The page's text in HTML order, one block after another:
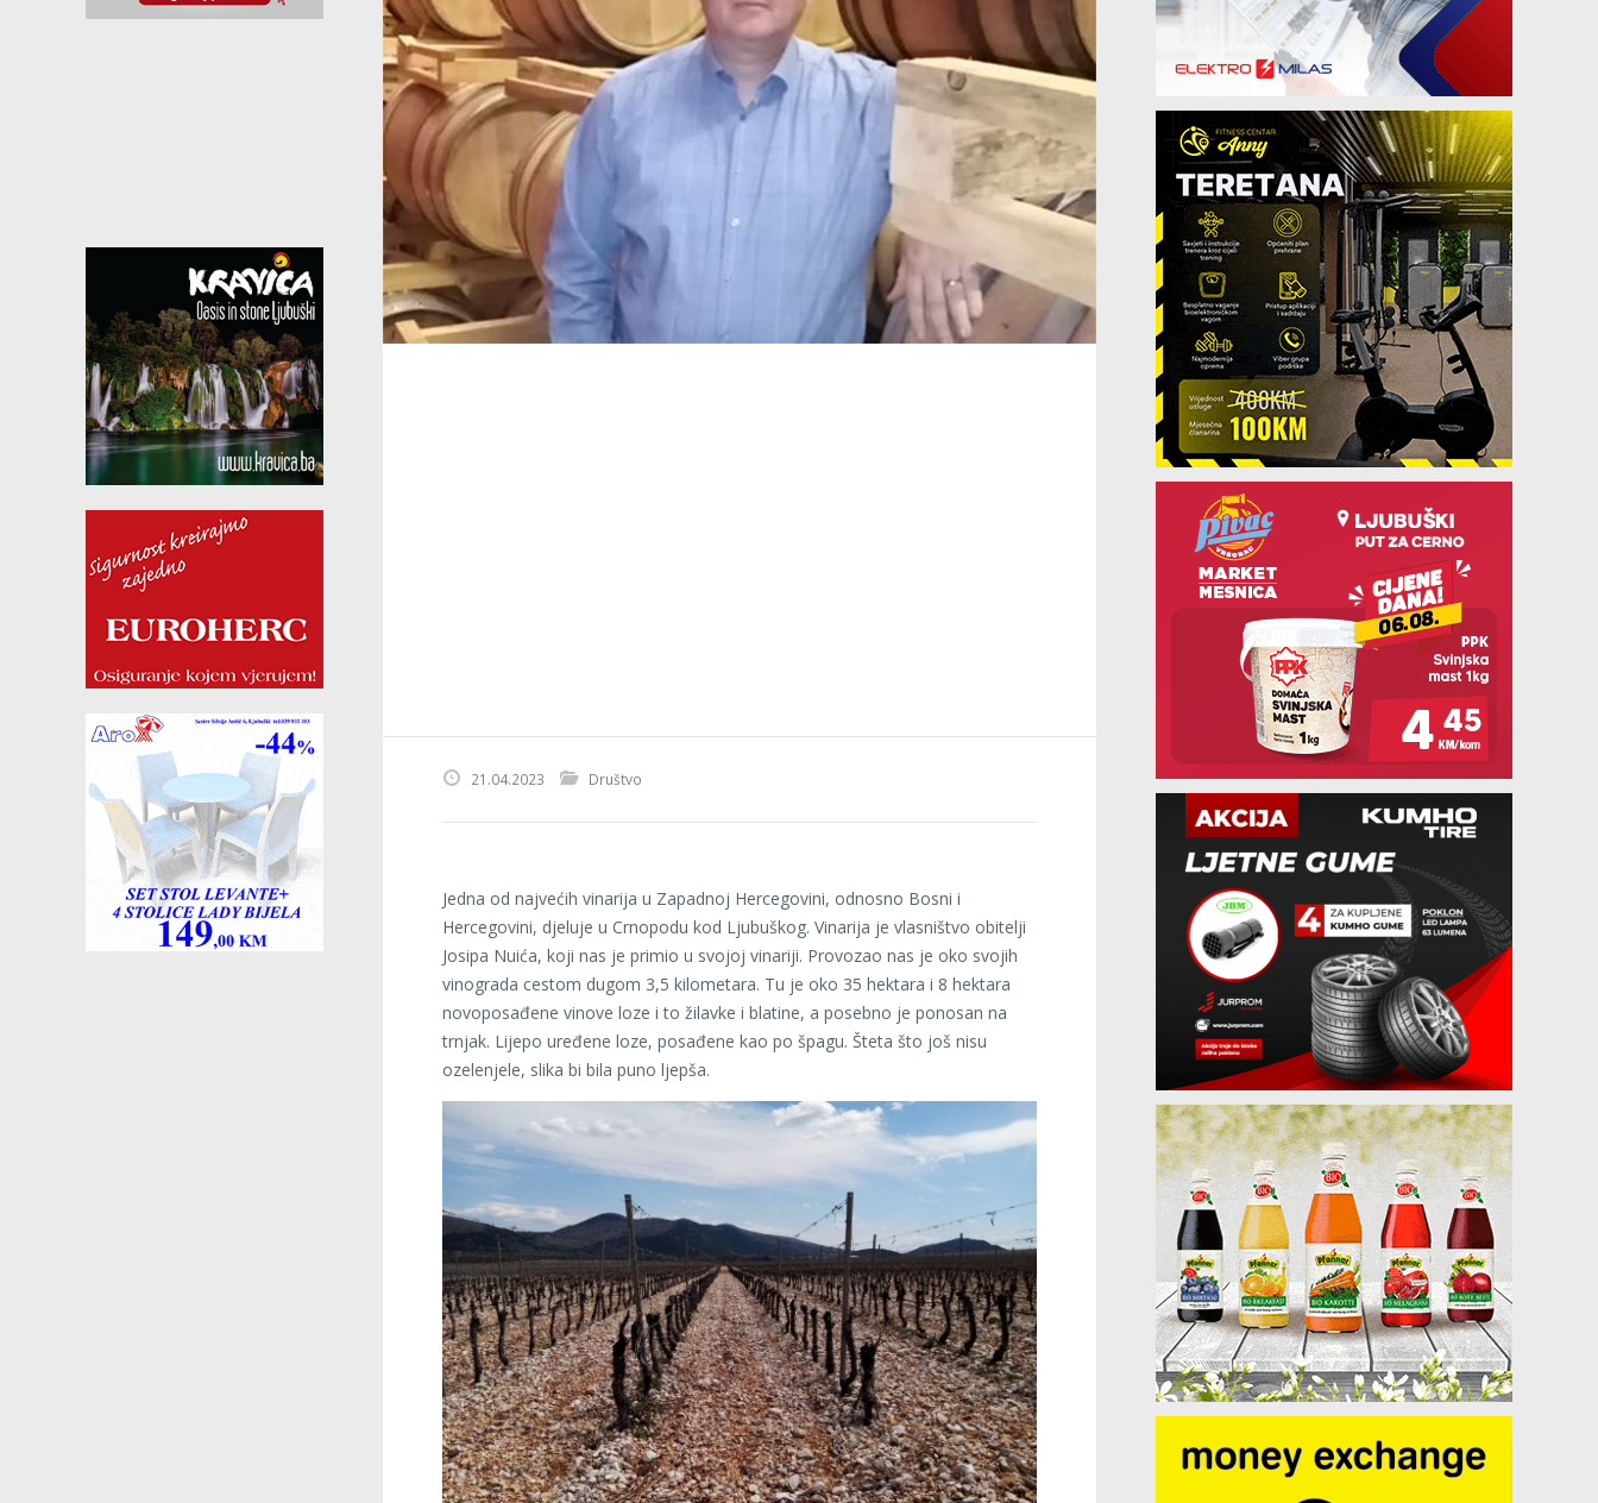
21.04.2023 Društvo
Jedna od najvećih vinarija u Zapadnoj Hercegovini, odnosno Bosni i
Hercegovini, djeluje u Crnopodu kod Ljubuškog. Vinarija je vlasništvo obitelji
Josipa Nuića, koji nas je primio u svojoj vinariji. Provozao nas je oko svojih
vinograda cestom dugom 3,5 kilometara. Tu je oko 35 hektara i 8 hektara
novoposađene vinove loze i to žilavke i blatine, a posebno je ponosan na
trnjak. Lijepo uređene loze, posađene kao po špagu. Šteta što još nisu
ozelenjele, slika bi bila puno ljepša.